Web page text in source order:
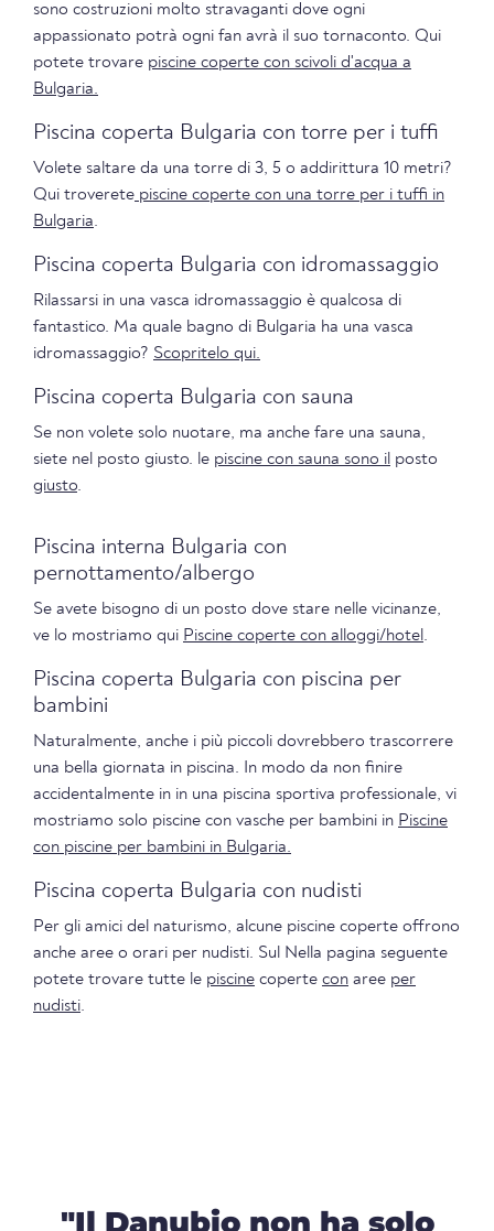
sono costruzioni molto stravaganti dove ogni
appassionato potrà ogni fan avrà il suo tornaconto. Qui
potete trovare piscine coperte con scivoli d'acqua a
Bulgaria.
Piscina coperta Bulgaria con torre per i tuffi
Volete saltare da una torre di 3, 5 o addirittura 10 metri?
Qui troverete piscine coperte con una torre per i tuffi in
Bulgaria.
Piscina coperta Bulgaria con idromassaggio
Rilassarsi in una vasca idromassaggio è qualcosa di
fantastico. Ma quale bagno di Bulgaria ha una vasca
idromassaggio? Scopritelo qui.
Piscina coperta Bulgaria con sauna
Se non volete solo nuotare, ma anche fare una sauna,
siete nel posto giusto. le piscine con sauna sono il posto
giusto.
Piscina interna Bulgaria con
pernottamento/albergo
Se avete bisogno di un posto dove stare nelle vicinanze,
ve lo mostriamo qui Piscine coperte con alloggi/hotel .
Piscina coperta Bulgaria con piscina per
bambini
Naturalmente, anche i più piccoli dovrebbero trascorrere
una bella giornata in piscina. In modo da non finire
accidentalmente in in una piscina sportiva professionale, vi
mostriamo solo piscine con vasche per bambini in Piscine
con piscine per bambini in Bulgaria.
Piscina coperta Bulgaria con nudisti
Per gli amici del naturismo, alcune piscine coperte offrono
anche aree o orari per nudisti. Sul Nella pagina seguente
potete trovare tutte le piscine coperte con aree per
nudisti.
"Il Danubio non ha solo